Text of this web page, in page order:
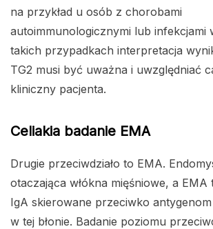
na przykład u osób z chorobami
autoimmunologicznymi lub infekcjami
takich przypadkach interpretacja
TG2 musi być uważna i uwzględniać
kliniczny pacjenta.
Celiakia badanie EMA
Drugie przeciwdziało to EMA.
otaczająca włókna mięśniowe, a EMA
IgA skierowane przeciwko
w tej błonie. Badanie poziomu